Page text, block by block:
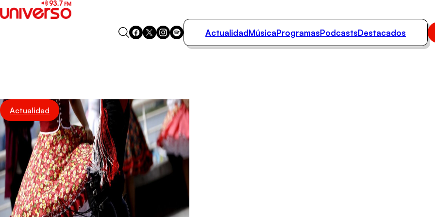
Podcasts
Destacados
ActualidadMúsicaProgramasPodcastsDestacados
Actualidad